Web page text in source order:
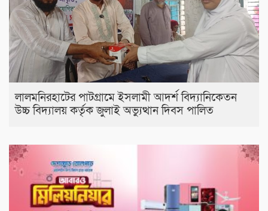
লালমনিরহাটের পাটগ্রামে ইসলামী আদর্শ বিদ্যানিকেতন
উচ্চ বিদ্যালয় কর্তৃক জুলাই অভ্যুত্থান দিবস পালিত